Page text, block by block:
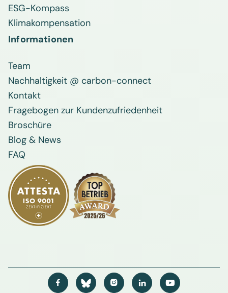
ESG-Kompass
Klimakompensation
Informationen
Team
Nachhaltigkeit @ carbon-connect
Kontakt
Fragebogen zur Kundenzufriedenheit
Broschüre
Blog & News
FAQ
   